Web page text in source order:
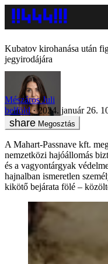
Kubatov kirohanása után
jegyirodájára
Mészáros Juli
belföld
2024. január 26.
Megosztás
A Mahart-Passnave kft.
nemzetközi hajóállomás
és a vagyontárgyak
hajnalban ismeretlen
kikötő bejárata fölé –